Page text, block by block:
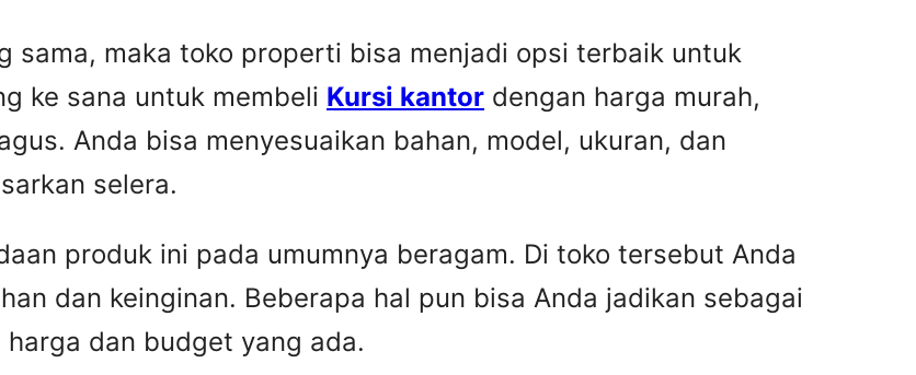
sama, maka toko properti bisa menjadi opsi terbaik untuk
ke sana untuk membeli Kursi kantor dengan harga murah,
Anda bisa menyesuaikan bahan, model, ukuran, dan
selera.
produk ini pada umumnya beragam. Di toko tersebut Anda
dan keinginan. Beberapa hal pun bisa Anda jadikan sebagai
dan budget yang ada.